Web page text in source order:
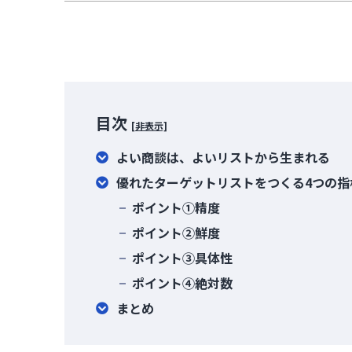
目次 [非表示]
よい商談は、よいリストから生まれる​
優れたターゲットリストをつくる4つの
ポイント①精度
ポイント②鮮度
ポイント③具体性
ポイント④絶対数
まとめ